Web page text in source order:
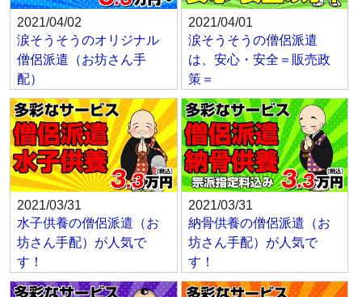
2021/04/02
涙そうそうのオリジナル
僧侶派遣（お坊さん手
配）
2021/04/01
涙そうそうの僧侶派遣
は、安心・安全＝販売政
策＝
2021/03/31
水子供養の僧侶派遣（お
坊さん手配）が人気で
す！
2021/03/31
納骨供養の僧侶派遣（お
坊さん手配）が人気で
す！